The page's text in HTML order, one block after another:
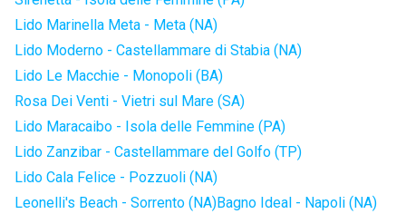
Lido Marinella Meta - Meta (NA)
Lido Moderno - Castellammare di Stabia (NA)
Lido Le Macchie - Monopoli (BA)
Rosa Dei Venti - Vietri sul Mare (SA)
Lido Maracaibo - Isola delle Femmine (PA)
Lido Zanzibar - Castellammare del Golfo (TP)
Lido Cala Felice - Pozzuoli (NA)
Leonelli's Beach - Sorrento (NA)Bagno Ideal - Napoli (NA)